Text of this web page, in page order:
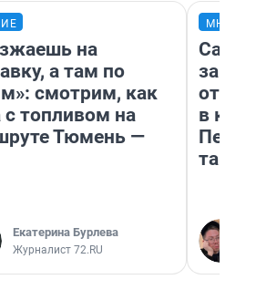
на
а там по
смотрим, как
с топливом на
Тюмень —
Екатерина Бурлева
Журналист 72.RU
в
там